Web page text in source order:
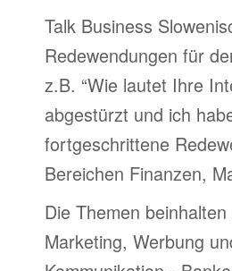
Talk Business
Redewendungen für
z.B. “Wie lautet Ihre
abgestürzt und ich
fortgeschrittene
Bereichen Finanzen,
Die Themen
Marketing, Werbung